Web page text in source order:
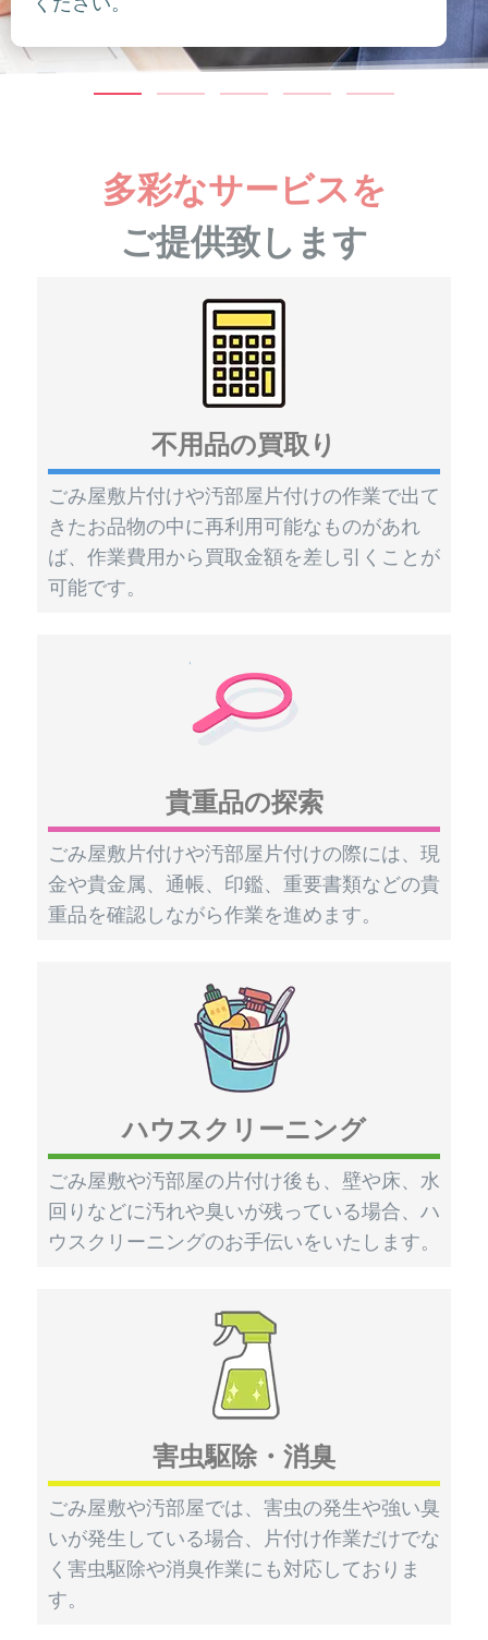
多彩なサービスを
ご提供致します
不用品の買取り
ごみ屋敷片付けや汚部屋片付けの作業で出て
きたお品物の中に再利用可能なものがあれ
ば、作業費用から買取金額を差し引くことが
可能です。
貴重品の探索
ごみ屋敷片付けや汚部屋片付けの際には、現
金や貴金属、通帳、印鑑、重要書類などの貴
重品を確認しながら作業を進めます。
ハウスクリーニング
ごみ屋敷や汚部屋の片付け後も、壁や床、水
回りなどに汚れや臭いが残っている場合、ハ
ウスクリーニングのお手伝いをいたします。
害虫駆除・消臭
ごみ屋敷や汚部屋では、害虫の発生や強い臭
いが発生している場合、片付け作業だけでな
く害虫駆除や消臭作業にも対応しておりま
す。